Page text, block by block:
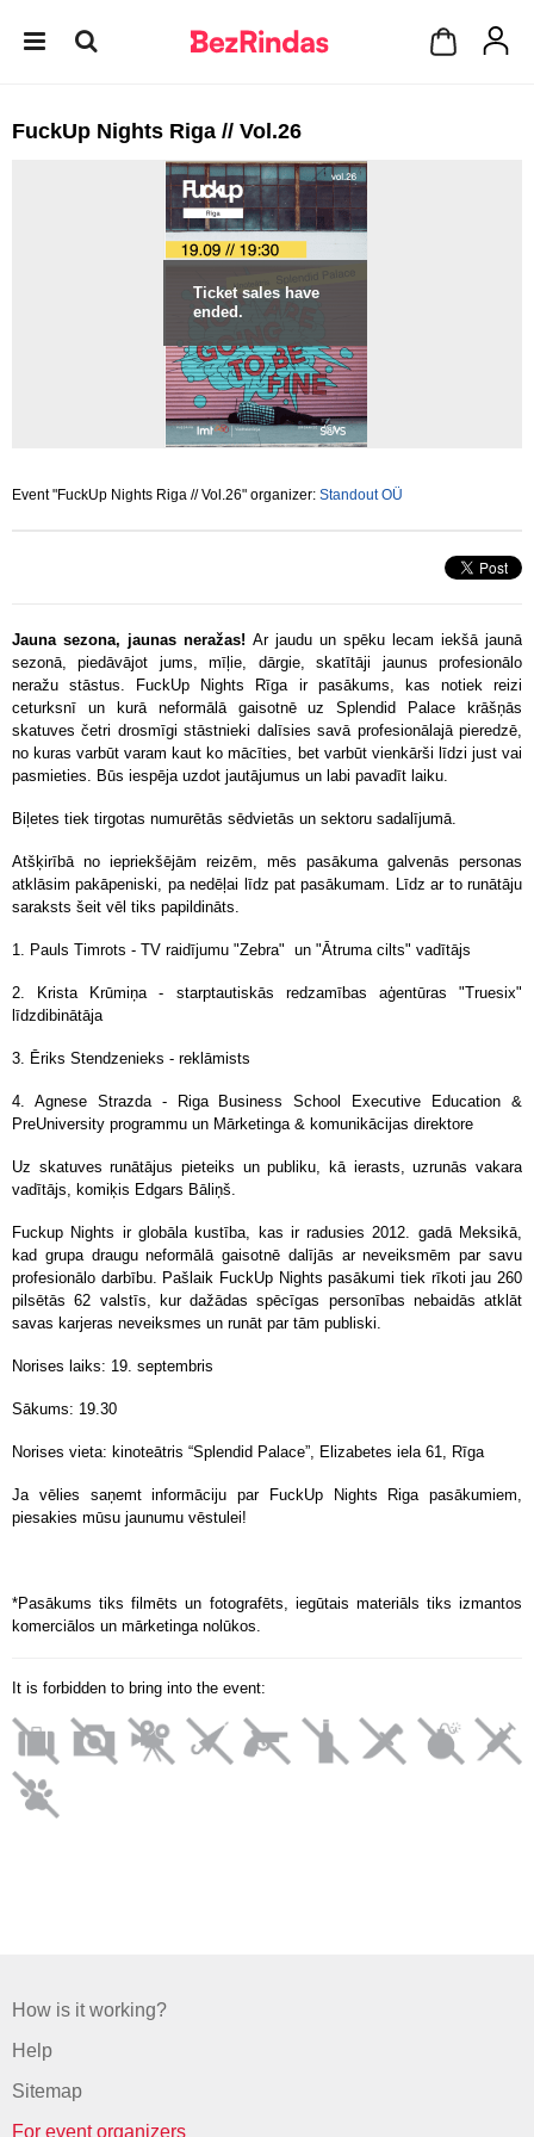
FuckUp Nights Riga // Vol.26
Ticket sales have
ended.
Event "FuckUp Nights Riga // Vol.26" organizer: Standout OÜ
Jauna sezona, jaunas neražas! Ar jaudu un spēku lecam iekšā jaunā
sezonā, piedāvājot jums, mīļie, dārgie, skatītāji jaunus profesionālo
neražu stāstus. FuckUp Nights Rīga ir pasākums, kas notiek reizi
ceturksnī un kurā neformālā gaisotnē uz Splendid Palace krāšņās
skatuves četri drosmīgi stāstnieki dalīsies savā profesionālajā pieredzē,
no kuras varbūt varam kaut ko mācīties, bet varbūt vienkārši līdzi just vai
pasmieties. Būs iespēja uzdot jautājumus un labi pavadīt laiku.
Biļetes tiek tirgotas numurētās sēdvietās un sektoru sadalījumā.
Atšķirībā no iepriekšējām reizēm, mēs pasākuma galvenās personas
atklāsim pakāpeniski, pa nedēļai līdz pat pasākumam. Līdz ar to runātāju
saraksts šeit vēl tiks papildināts.
1. Pauls Timrots - TV raidījumu "Zebra" un "Ātruma cilts" vadītājs
2. Krista Krūmiņa - starptautiskās redzamības aģentūras "Truesix"
līdzdibinātāja
3. Ēriks Stendzenieks - reklāmists
4. Agnese Strazda - Riga Business School Executive Education &
PreUniversity programmu un Mārketinga & komunikācijas direktore
Uz skatuves runātājus pieteiks un publiku, kā ierasts, uzrunās vakara
vadītājs, komiķis Edgars Bāliņš.
Fuckup Nights ir globāla kustība, kas ir radusies 2012. gadā Meksikā,
kad grupa draugu neformālā gaisotnē dalījās ar neveiksmēm par savu
profesionālo darbību. Pašlaik FuckUp Nights pasākumi tiek rīkoti jau 260
pilsētās 62 valstīs, kur dažādas spēcīgas personības nebaidās atklāt
savas karjeras neveiksmes un runāt par tām publiski.
Norises laiks: 19. septembris
Sākums: 19.30
Norises vieta: kinoteātris “Splendid Palace”, Elizabetes iela 61, Rīga
Ja vēlies saņemt informāciju par FuckUp Nights Riga pasākumiem,
piesakies mūsu jaunumu vēstulei!
*Pasākums tiks filmēts un fotografēts, iegūtais materiāls tiks izmantos
komerciālos un mārketinga nolūkos.
It is forbidden to bring into the event:
How is it working?
Help
Sitemap
For event organizers